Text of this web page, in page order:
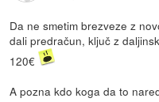
Da ne smetim brezveze z
dali predračun, ključ z
120€
A pozna kdo koga da to